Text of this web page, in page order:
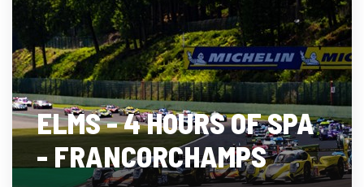
ELMS - 4 HOURS OF SPA
- FRANCORCHAMPS